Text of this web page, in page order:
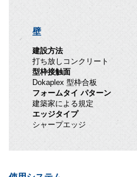
壁
建設方法
打ち放しコンクリート
型枠接触面
Dokaplex 型枠合板
フォームタイ パターン
建築家による規定
エッジタイプ
シャープエッジ